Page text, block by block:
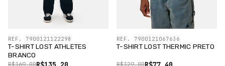
T-SHIRT LOST ATHLETES
BRANCO
REF. 7900121122298
T-SHIRT LOST THERMIC PRETO
REF. 7900121067636